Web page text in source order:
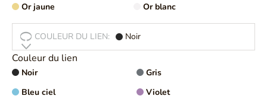
Or jaune Or blanc
COULEUR DU LIEN: Noir
Couleur du lien
Noir
Gris
Bleu ciel
Violet